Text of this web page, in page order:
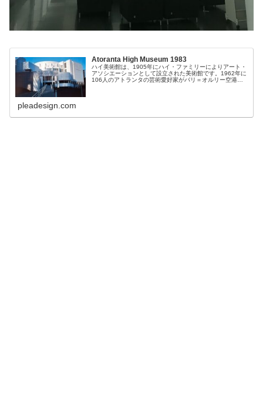
Atoranta High Museum 1983
ハイ美術館は、1905年にハイ・ファミリーによりアート・
アソシエーションとして設立された美術館です。1962年に
106人のアトランタの芸術愛好家がパリ＝オルリー空港で
pleadesign.com